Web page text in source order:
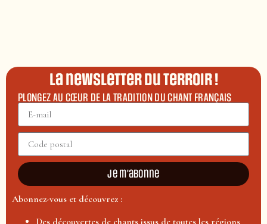
La newsletter du terroir !
PLONGEZ AU CŒUR DE LA TRADITION DU CHANT FRANÇAIS
Je m'abonne
Abonnez-vous et découvrez :